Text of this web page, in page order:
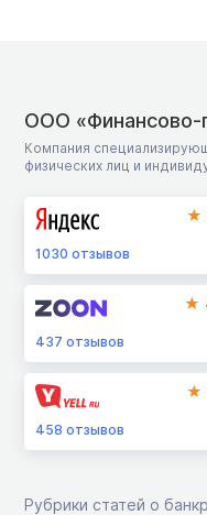
ООО «Финансово-
Компания
физических лиц и
1030 отзывов
437 отзывов
458 отзывов
Рубрики статей о